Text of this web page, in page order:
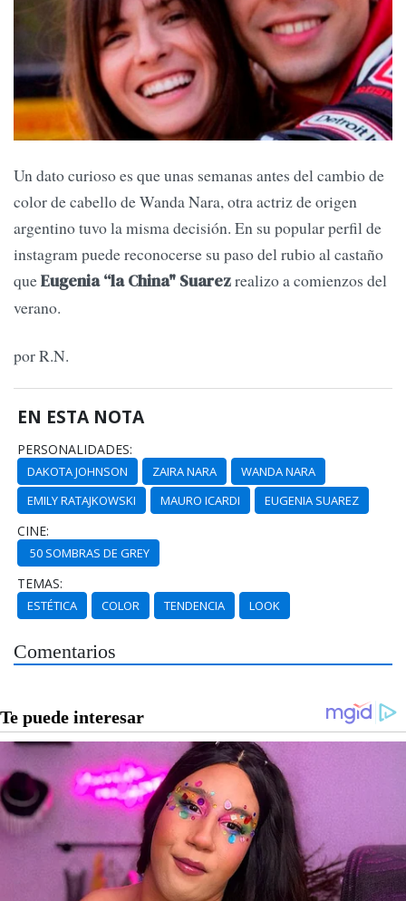
Un dato curioso es que unas semanas antes del cambio de
color de cabello de Wanda Nara, otra actriz de origen
argentino tuvo la misma decisión. En su popular perfil de
instagram puede reconocerse su paso del rubio al castaño
queEugenia “la China" Suarezrealizo a comienzos del
verano.
por R.N.
EN ESTA NOTA
PERSONALIDADES:
DAKOTA JOHNSON ZAIRA NARA
WANDA NARA
EMILY RATAJKOWSKI
MAURO ICARDI EUGENIA SUAREZ
CINE:
50 SOMBRAS DE GREY
TEMAS:
ESTÉTICA COLOR TENDENCIA LOOK
Comentarios